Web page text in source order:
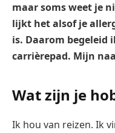
maar soms weet je
lijkt het alsof je
is. Daarom begeleid
carrièrepad. Mijn
Wat zijn je
Ik hou van reizen. Ik